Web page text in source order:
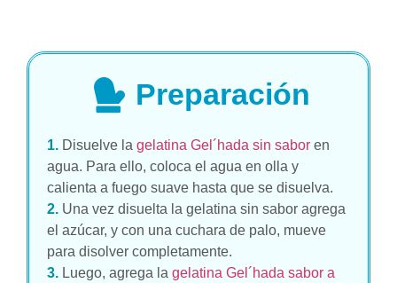
Preparación
1. Disuelve la gelatina Gel´hada sin sabor en
agua. Para ello, coloca el agua en olla y
calienta a fuego suave hasta que se disuelva.
2. Una vez disuelta la gelatina sin sabor agrega
el azúcar, y con una cuchara de palo, mueve
para disolver completamente.
3. Luego, agrega la gelatina Gel´hada sabor a